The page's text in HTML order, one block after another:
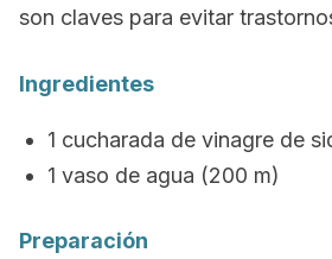
son claves para evitar
Ingredientes
1 cucharada de vinagre de
1 vaso de agua (200 m)
Preparación